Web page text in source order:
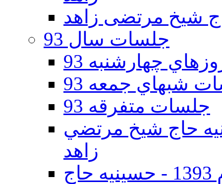
جلسات سال 93
چهارشنبه 93
شبهاي جمعه 93
جلسات متفرقه 93
دوم 93 - حسينيه حاج شيخ مرتضي
زاهد
جلسات دهه اول محرم الحرام 1393 - حسينيه حاج